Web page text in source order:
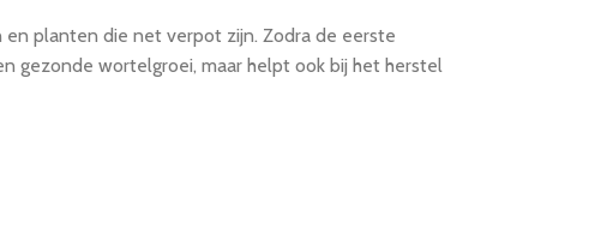
planten die net verpot zijn. Zodra de eerste
gezonde wortelgroei, maar helpt ook bij het herstel